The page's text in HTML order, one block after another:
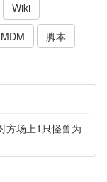
Wiki
MDM
脚本
方场上1只怪兽为